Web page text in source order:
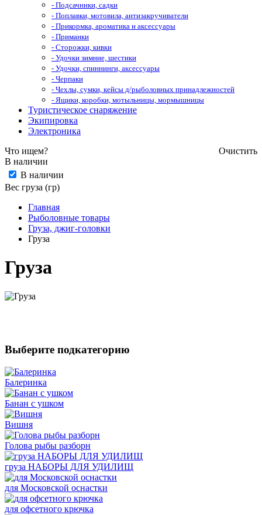
- Подсачники, садки
- Поплавки, мотовила, антизакручиватели
- Прикормка, ароматика и аксессуары
- Приманки
- Сторожки, кивки
- Удочки зимние, шестики
- Удочки, спиннинги, аксессуары
- Черпаки
- Чехлы, сумки, кейсы д/рыболовных принадлежностей
- Ящики, коробки, мотыльницы, мормышницы
Туристическое снаряжение
Экипировка
Электроника
Что ищем?
Очистить
В наличии
В наличии
Вес груза (гр)
Главная
Рыболовные товары
Груза, джиг-головки
Груза
Груза
Выберите подкатегорию
Балеринка
Банан с ушком
Вишня
Голова рыбы разборн
груза НАБОРЫ ДЛЯ УДИЛИЩ
для Московской оснастки
для офсетного крючка